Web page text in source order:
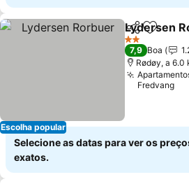
Escolha popular
Partilhar
Lydersen
2 Estrelas
7,9 Boa
Rødøy, a 6.0
Fredvang
Selecione as datas para ver os
exatos.